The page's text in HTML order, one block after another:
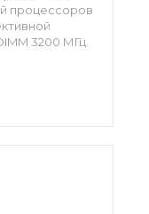
процессоров
3200 МГц.